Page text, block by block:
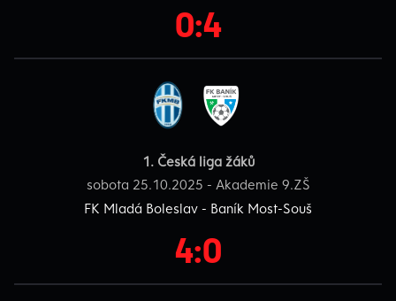
0:4
1. Česká liga žáků
sobota 25.10.2025 - Akademie 9.ZŠ
FK Mladá Boleslav - Baník Most-Souš
4:0